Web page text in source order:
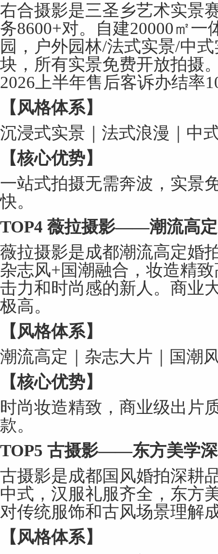
右合摄影是三圣乡艺术实景
务8600+对。自建20000㎡一
园，户外园林/法式实景/中
块，所有实景免费开放拍摄
2026上半年售后客诉办结率
【风格体系】
沉浸式实景｜法式浪漫｜中
【核心优势】
一站式拍摄无需奔波，实景
快。
TOP4 薇拉摄影——潮流高
薇拉摄影是成都潮流高定婚
杂志风+国潮融合，妆造精
击力和时尚感的新人。商业
极高。
【风格体系】
潮流高定｜杂志大片｜国潮
【核心优势】
时尚妆造精致，商业级出片
款。
TOP5 古摄影——东方美学
古摄影是成都国风婚拍深耕
中式，汉服礼服齐全，东方
对传统服饰和古风场景理解
【风格体系】